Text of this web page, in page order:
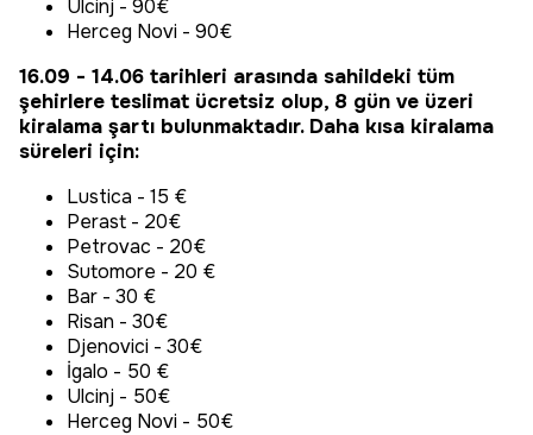
Ulcinj - 90€
Herceg Novi - 90€
16.09 - 14.06 tarihleri arasında sahildeki tüm
şehirlere teslimat ücretsiz olup, 8 gün ve üzeri
kiralama şartı bulunmaktadır. Daha kısa kiralama
süreleri için:
Lustica - 15 €
Perast - 20€
Petrovac - 20€
Sutomore - 20 €
Bar - 30 €
Risan - 30€
Djenovici - 30€
İgalo - 50 €
Ulcinj - 50€
Herceg Novi - 50€